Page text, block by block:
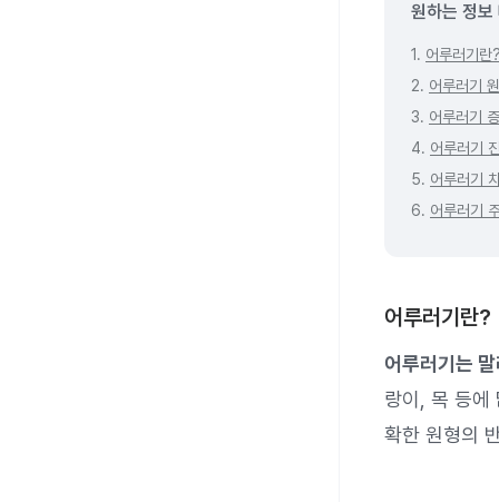
원하는 정보
1. 어루러기란
2. 어루러기
3. 어루러기
4. 어루러기
5. 어루러기
6. 어루러기
어루러기란?
어루러기는
랑이, 목 등에
확한 원형의